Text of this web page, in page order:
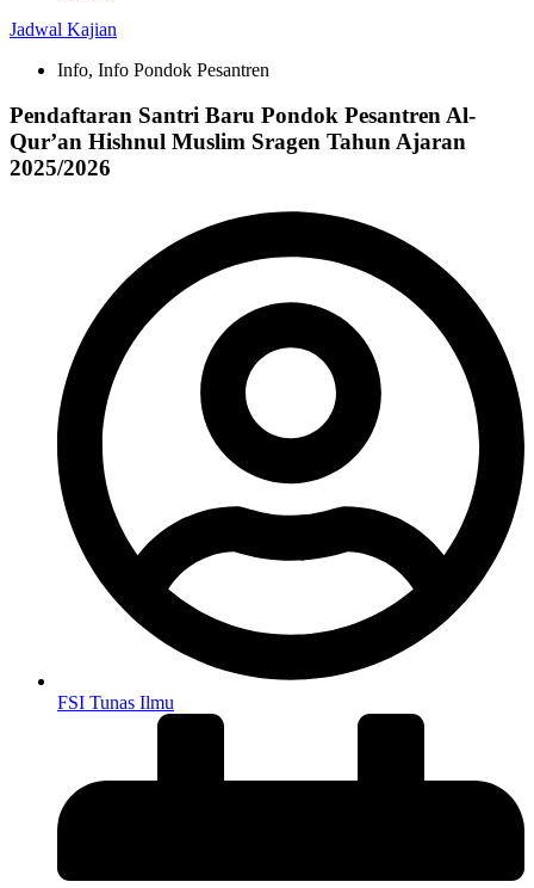
Jadwal Kajian
Info, Info Pondok Pesantren
Pendaftaran Santri Baru Pondok Pesantren Al-
Qur’an Hishnul Muslim Sragen Tahun Ajaran
2025/2026
FSI Tunas Ilmu